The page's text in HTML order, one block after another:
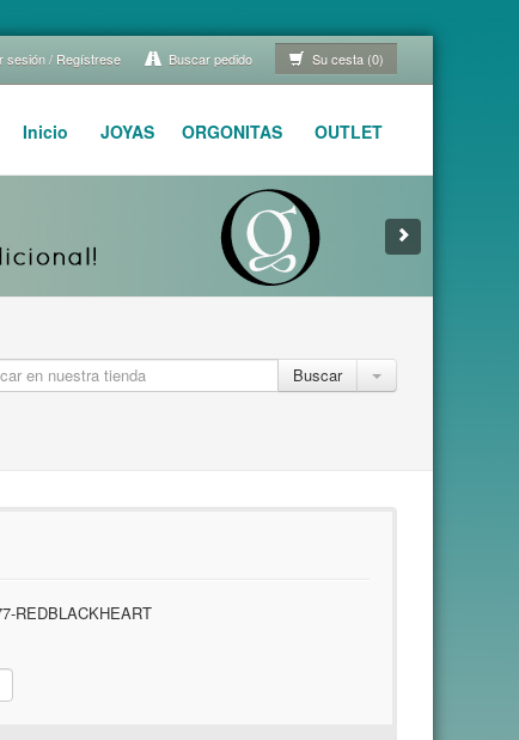
sesión / Regístrese Buscar pedido Su cesta (0)
Inicio JOYAS ORGONITAS OUTLET
Buscar
REDBLACKHEART